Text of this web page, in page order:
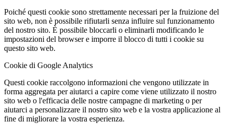
Poiché questi cookie sono strettamente necessari per la fruizione del
sito web, non è possibile rifiutarli senza influire sul funzionamento
del nostro sito. È possibile bloccarli o eliminarli modificando le
impostazioni del browser e imporre il blocco di tutti i cookie su
questo sito web.
Cookie di Google Analytics
Questi cookie raccolgono informazioni che vengono utilizzate in
forma aggregata per aiutarci a capire come viene utilizzato il nostro
sito web o l'efficacia delle nostre campagne di marketing o per
aiutarci a personalizzare il nostro sito web e la vostra applicazione al
fine di migliorare la vostra esperienza.